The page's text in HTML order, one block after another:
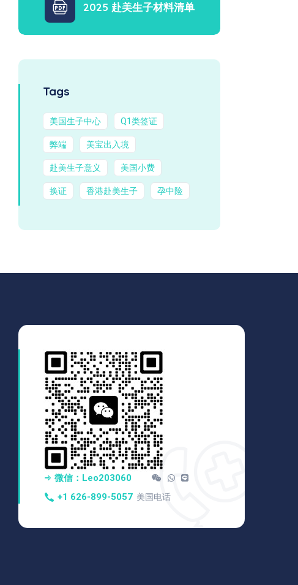
2025 赴美生子材料清单
Tags
美国生子中心 Q1类签证
弊端 美宝出入境
赴美生子意义 美国小费
换证 香港赴美生子 孕中险
微信：Leo203060
+1 626-899-5057 美国电话